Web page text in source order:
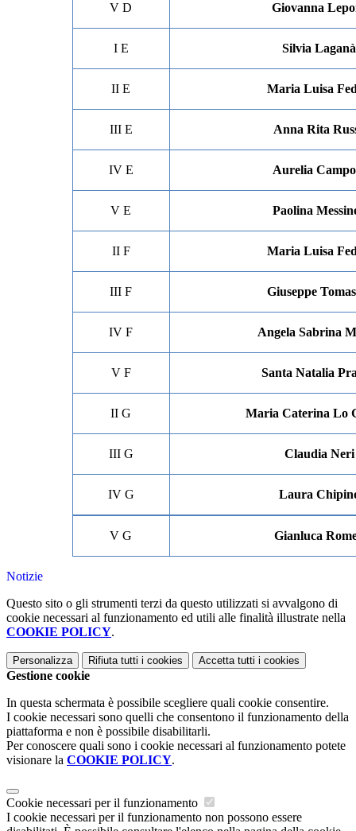
V D Giovanna
I E Silvia Laganà
II E Maria Luisa
III E Anna Rita
IV E Aurelia
V E Paolina
II F Maria Luisa
III F Giuseppe
IV F Angela Sabrina
V F Santa Natalia
II G Maria Caterina Lo
III G Claudia Neri
IV G Laura
V G Gianluca
Notizie
Questo sito o gli strumenti terzi da questo utilizzati si avvalgono di
cookie necessari al funzionamento ed utili alle finalità illustrate nella
COOKIE POLICY.
Personalizza Rifiuta tutti i cookies Accetta tutti i cookies
Gestione cookie
In questa schermata è possibile scegliere quali cookie consentire.
I cookie necessari sono quelli che consentono il funzionamento della
piattaforma e non è possibile disabilitarli.
Per conoscere quali sono i cookie necessari al funzionamento potete
visionare la COOKIE POLICY.
Cookie necessari per il funzionamento
I cookie necessari per il funzionamento non possono essere